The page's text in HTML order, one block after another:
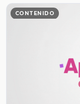
CONTENIDO